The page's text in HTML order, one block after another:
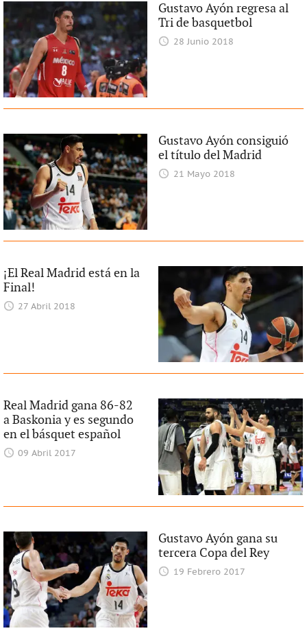
Gustavo Ayón regresa al
Tri de basquetbol
28 Junio 2018
Gustavo Ayón consiguió
el título del Madrid
21 Mayo 2018
¡El Real Madrid está en la
Final!
27 Abril 2018
Real Madrid gana 86-82
a Baskonia y es segundo
en el básquet español
09 Abril 2017
Gustavo Ayón gana su
tercera Copa del Rey
19 Febrero 2017